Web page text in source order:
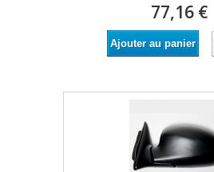
77,16 €
Ajouter au panier